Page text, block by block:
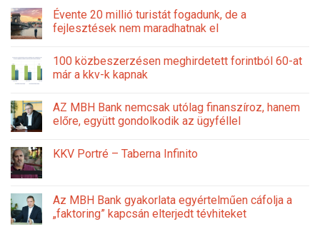
Évente 20 millió turistát fogadunk, de a
fejlesztések nem maradhatnak el
100 közbeszerzésen meghirdetett forintból 60-at
már a kkv-k kapnak
AZ MBH Bank nemcsak utólag finanszíroz, hanem
előre, együtt gondolkodik az ügyféllel
KKV Portré – Taberna Infinito
Az MBH Bank gyakorlata egyértelműen cáfolja a
„faktoring” kapcsán elterjedt tévhiteket